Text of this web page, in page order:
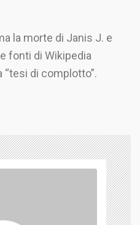
la morte di Janis J. e
fonti di Wikipedia
“tesi di complotto”.